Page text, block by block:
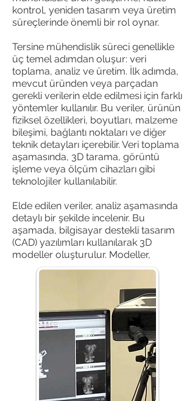
kontrol, yeniden tasarım veya üretim
süreçlerinde önemli bir rol oynar.
Tersine mühendislik süreci genellikle
üç temel adımdan oluşur: veri
toplama, analiz ve üretim. İlk adımda,
mevcut üründen veya parçadan
gerekli verilerin elde edilmesi için farklı
yöntemler kullanılır. Bu veriler, ürünün
fiziksel özellikleri, boyutları, malzeme
bileşimi, bağlantı noktaları ve diğer
teknik detayları içerebilir. Veri toplama
aşamasında, 3D tarama, görüntü
işleme veya ölçüm cihazları gibi
teknolojiler kullanılabilir.
Elde edilen veriler, analiz aşamasında
detaylı bir şekilde incelenir. Bu
aşamada, bilgisayar destekli tasarım
(CAD) yazılımları kullanılarak 3D
modeller oluşturulur. Modeller,